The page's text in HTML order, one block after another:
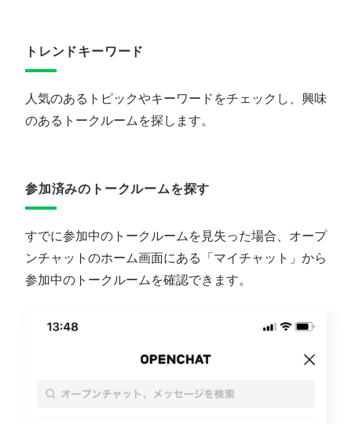
トレンドキーワード
人気のあるトピックやキーワードをチェックし、興味
のあるトークルームを探します。
参加済みのトークルームを探す
すでに参加中のトークルームを見失った場合、オープ
ンチャットのホーム画面にある「マイチャット」から
参加中のトークルームを確認できます。